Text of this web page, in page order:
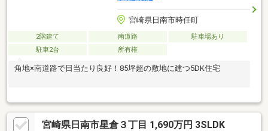
宮崎県日南市時任町
2階建て 南道路
駐車場あり
駐車2台
所有権
角地×南道路で日当たり良好！85坪超の敷地に建つ5DK住宅
宮崎県日南市星倉３丁目 1,690万円 3SLDK